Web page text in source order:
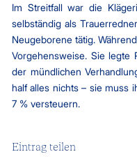
Im Streitfall war die
selbständig als
Neugeborene tätig.
Vorgehensweise. Sie legte
der mündlichen
half alles nichts – sie muss
7 % versteuern.
Eintrag teilen